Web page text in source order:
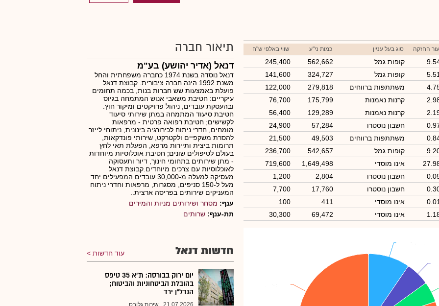
החזקה סוג בעל עניין כמות ני"ע שווי באלפי ש"ח
קופות גמל 562,662
245,400
קופות גמל 324,727
141,600
משתתפות ברווחים 279,818
122,000
קרנות נאמנות 175,799
76,700
קרנות נאמנות 129,289
56,400
חשבון נוסטרו 57,284
24,900
משתתפות ברווחים 49,503
21,500
קופות גמל 542,657
236,700
אינו מוסדי 1,649,498
719,600
חשבון נוסטרו 2,804
1,200
חשבון נוסטרו 17,760
7,700
אינו מוסדי 411
100
אינו מוסדי 69,472
30,300
תיאור חברה
דנאל (אדיר יהושע) בע"מ
דנאל נוסדה בשנת 1974 כחברה משפחתית והחל
משנת 1992 הינה חברה ציבורית. קבוצת דנאל
פועלת באמצעות שש חברות בנות, בכמה תחומים
עיקריים: חטיבת משאבי אנוש המתמחה בגיוס
ובהעסקת עובדים, ניהול פרויקטים ומיקור חוץ.
חטיבת סיעוד המתמחה במתן שירותי סיעוד
לקשישים; חטיבת רפואה פרטית - מרפאות
מומחים, חדרי ניתוח לכירורגיה בינונית, ניתוחי לייזר
להסרת משקפיים ולקטרקט, שירותי פונדקאות,
תרומות ביצית ותיירות מרפא, הפעלת תאי לחץ
בעולם לטיפולים שונים; חטיבת אוכלוסיות מיוחדות
- מתן שירותים בתחומי חינוך, דיור ותעסוקה
לאוכלוסיות עם צרכים מיוחדים.קבוצת דנאל
מעסיקה למעלה מ-30,000 עובדים המפעילים יחד
מעל ל-150 סניפים, מסגרות, מרפאות וחדרי ניתוח
המעניקים שירותים בפריסה ארצית..
ענף: מסחר ושירותים מניות והמירים
תת-ענף: שרותים
חדשות דנאל עוד חדשות
יום ירוק בבורסה: ת"א 35 טיפס
בהובלת הביטחוניות והביטוח;
הנדל"ן ירד
21.07.2026 שירות גלובס